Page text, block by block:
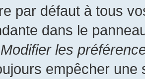
par défaut à tous
dans le
les
empêcher une